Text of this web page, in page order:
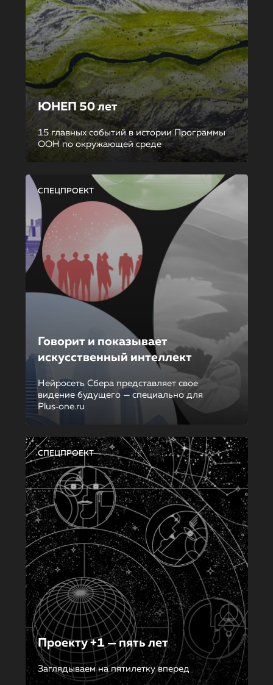
ЮНЕП 50 лет
15 главных событий в истории Программы
ООН по окружающей среде
СПЕЦПРОЕКТ
Говорит и показывает
искусственный интеллект
Нейросеть Сбера представляет свое
видение будущего — специально для
Plus‑one.ru
СПЕЦПРОЕКТ
Проекту +1 — пять лет
Заглядываем на пятилетку вперед